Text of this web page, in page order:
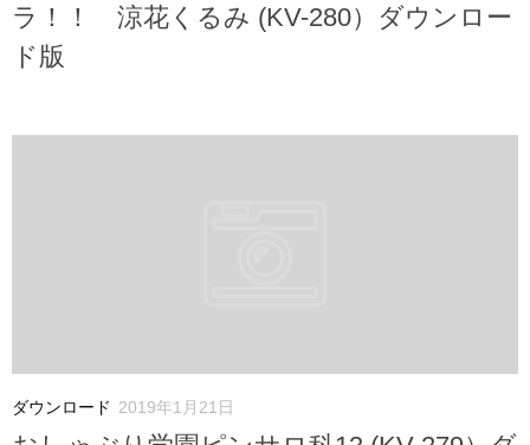
ラ！！ 涼花くるみ (KV-280）ダウンロー
ド版
ダウンロード 2019年1月21日